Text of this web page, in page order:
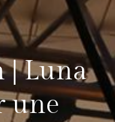
| Luna
une